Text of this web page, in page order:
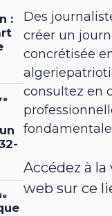
Des
créer un
concrétisée
consultez en
Accédez à
web sur ce